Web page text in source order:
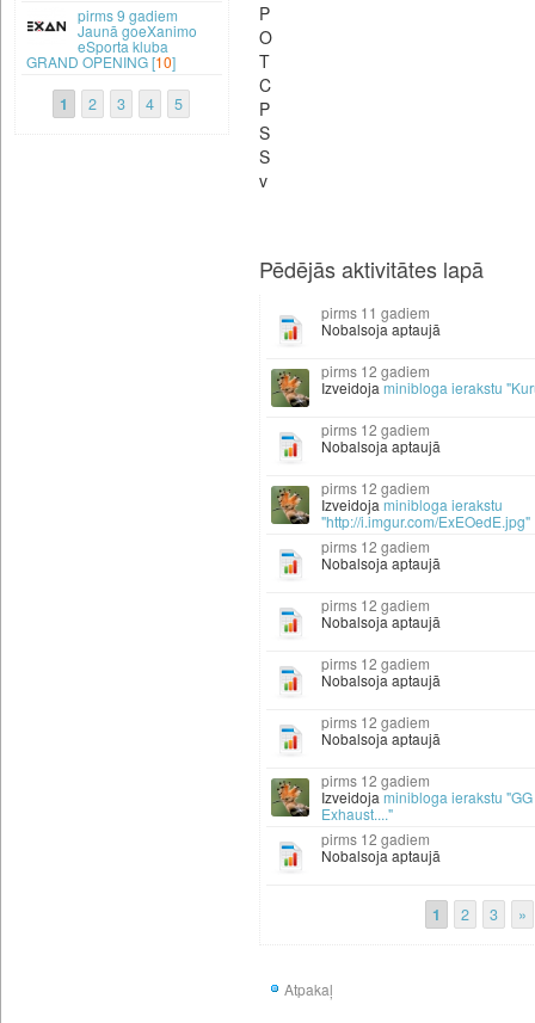
P
O
T
C
P
S
S
v
Pēdējās aktivitātes lapā
11 gadiem
Nobalsoja aptaujā
12 gadiem
Izveidojaminibloga ierakstu
12 gadiem
Nobalsoja aptaujā
12 gadiem
Izveidojaminibloga ierakstu
"http://i.imgur.com/ExEOedE.jpg"
12 gadiem
Nobalsoja aptaujā
12 gadiem
Nobalsoja aptaujā
12 gadiem
Nobalsoja aptaujā
12 gadiem
Nobalsoja aptaujā
12 gadiem
Izveidojaminibloga ierakstu
Exhaust...."
12 gadiem
Nobalsoja aptaujā
1 2 3 »
Atpakaļ
9 gadiem
Jaunā goeXanimo
eSporta kluba
GRAND OPENING [10]
1 2 3 4 5